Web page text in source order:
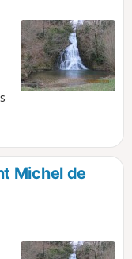
Michel de